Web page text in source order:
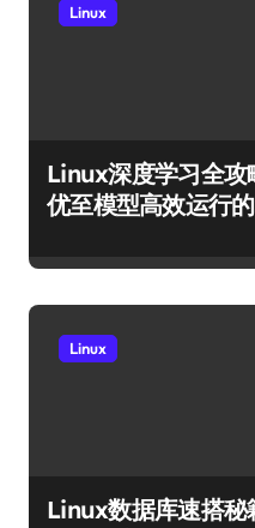
Linux
Linux深度学习全攻
优至模型高效运行
Linux
Linux数据库速搭秘